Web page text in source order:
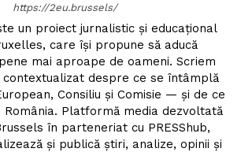
https://2eu.brussels/
un proiect jurnalistic și educațional
care își propune să aducă
mai aproape de oameni. Scriem
despre ce se întâmplă
Consiliu și Comisie — și de ce
Platformă media dezvoltată
în parteneriat cu PRESShub,
și publică știri, analize, opinii și